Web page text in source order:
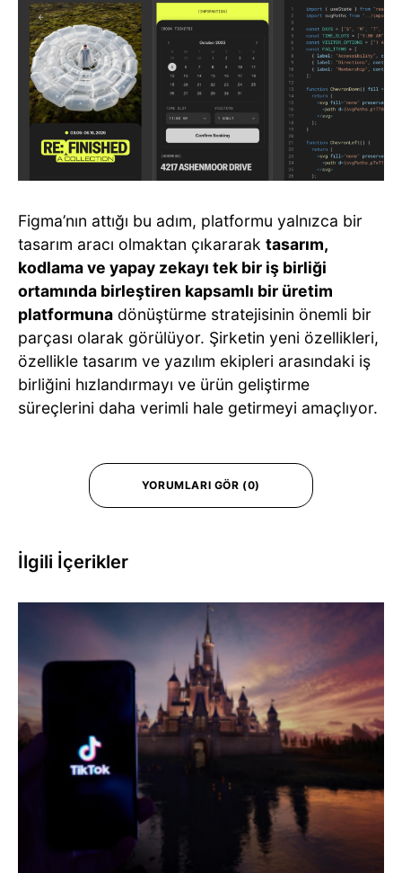
Figma’nın attığı bu adım, platformu yalnızca bir
tasarım aracı olmaktan çıkararak tasarım,
kodlama ve yapay zekayı tek bir iş birliği
ortamında birleştiren kapsamlı bir üretim
platformuna dönüştürme stratejisinin önemli bir
parçası olarak görülüyor. Şirketin yeni özellikleri,
özellikle tasarım ve yazılım ekipleri arasındaki iş
birliğini hızlandırmayı ve ürün geliştirme
süreçlerini daha verimli hale getirmeyi amaçlıyor.
YORUMLARI GÖR (0)
İlgili İçerikler